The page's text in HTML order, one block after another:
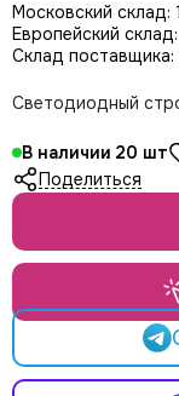
EXE TECHNOLOGY
Global Effects
High End Systems
INVOLIGHT
JB LIGHTING
Le Mark
Light Sky
Look Solutions
Московский склад:
Европейский
Склад поставщика:
Светодиодный
В наличии 20
Поделиться